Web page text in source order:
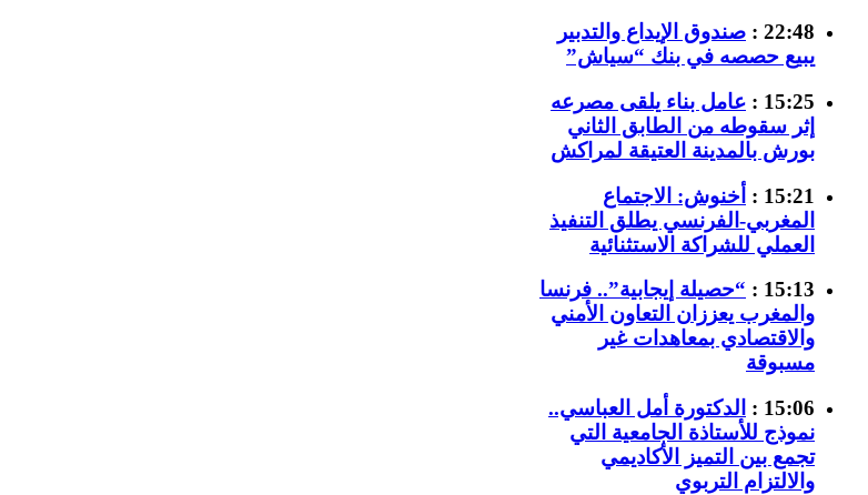
22:48 :
صندوق الإيداع والتدبير
يبيع حصصه في بنك “سياش”
15:25 :
عامل بناء يلقى مصرعه
إثر سقوطه من الطابق الثاني
بورش بالمدينة العتيقة لمراكش
15:21 :
أخنوش: الاجتماع
المغربي-الفرنسي يطلق التنفيذ
العملي للشراكة الاستثنائية
15:13 :
“حصيلة إيجابية”.. فرنسا
والمغرب يعززان التعاون الأمني
والاقتصادي بمعاهدات غير
مسبوقة
15:06 :
الدكتورة أمل العباسي..
نموذج للأستاذة الجامعية التي
تجمع بين التميز الأكاديمي
والالتزام التربوي